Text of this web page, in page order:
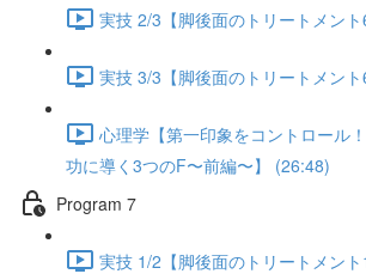
実技 2/3【脚後面のトリートメン
実技 3/3【脚後面のトリートメン
心理学【第一印象をコントロール
功に導く3つのF〜前編〜】 (26:48)
Program 7
実技 1/2【脚後面のトリートメン